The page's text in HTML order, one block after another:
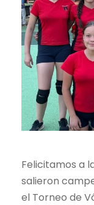
Felicitamos a
salieron
el Torneo de